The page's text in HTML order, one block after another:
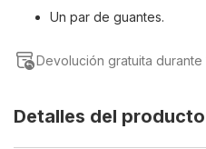
Un par de guantes.
Devolución gratuita durante
Detalles del producto